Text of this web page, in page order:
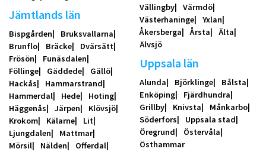
Jämtlands län
Bispgården
Bruksvallarna
Brunflo
Bräcke
Dvärsätt
Frösön
Funäsdalen
Föllinge
Gäddede
Gällö
Hackås
Hammarstrand
Hammerdal
Hede
Hoting
Häggenås
Järpen
Klövsjö
Krokom
Kälarne
Lit
Ljungdalen
Mattmar
Mörsil
Nälden
Offerdal
Vällingby
Värmdö
Västerhaninge
Yxlan
Åkersberga
Årsta
Älta
Älvsjö
Uppsala län
Alunda Björklinge
Bålsta
Enköping
Fjärdhundra
Grillby
Knivsta
Månkarbo
Söderfors
Uppsala stad
Öregrund
Östervåla
Östhammar